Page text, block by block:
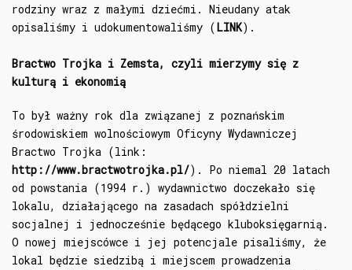
rodziny wraz z małymi dziećmi. Nieudany atak
opisaliśmy i udokumentowaliśmy (LINK).
Bractwo Trojka i Zemsta, czyli mierzymy się z
kulturą i ekonomią
To był ważny rok dla związanej z poznańskim
środowiskiem wolnościowym Oficyny Wydawniczej
Bractwo Trojka (link:
http://www.bractwotrojka.pl/). Po niemal 20 latach
od powstania (1994 r.) wydawnictwo doczekało się
lokalu, działającego na zasadach spółdzielni
socjalnej i jednocześnie będącego kluboksięgarnią.
O nowej miejscówce i jej potencjale pisaliśmy, że
lokal będzie siedzibą i miejscem prowadzenia